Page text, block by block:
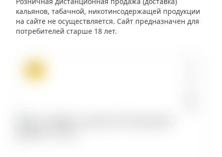
кальянов, табачной, никотинсодержащей продукции
на сайте не осуществляется. Сайт предназначен для
потребителей старше 18 лет.